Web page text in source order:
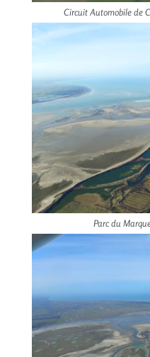
Circuit Automobile de
Parc du